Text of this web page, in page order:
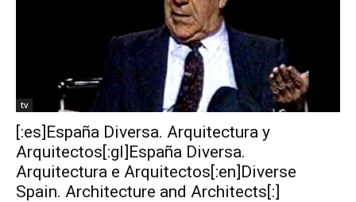
tv
[:es]España Diversa. Arquitectura y
Arquitectos[:gl]España Diversa.
Arquitectura e Arquitectos[:en]Diverse
Spain. Architecture and Architects[:]